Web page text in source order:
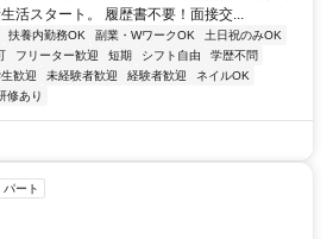
活スタート。 履歴書不要！面接交...
扶養内勤務OK 副業・WワークOK
土日祝のみOK
フリーター歓迎 短期 シフト自由
学歴不問
歓迎 未経験者歓迎 経験者歓迎
ネイルOK
修あり
パート